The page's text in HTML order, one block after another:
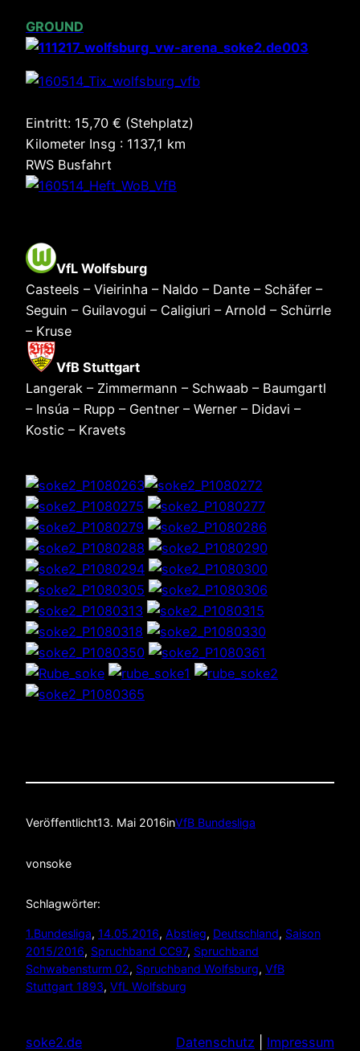
GROUND
Eintritt: 15,70 € (Stehplatz)
Kilometer Insg : 1137,1 km
RWS Busfahrt
VfL Wolfsburg
Casteels – Vieirinha – Naldo – Dante – Schäfer –
Seguin – Guilavogui – Caligiuri – Arnold – Schürrle
– Kruse
VfB Stuttgart
Langerak – Zimmermann – Schwaab – Baumgartl
– Insúa – Rupp – Gentner – Werner – Didavi –
Kostic – Kravets
Veröffentlicht13. Mai 2016inVfB Bundesliga
vonsoke
Schlagwörter:
1.Bundesliga, 14.05.2016, Abstieg, Deutschland, Saison
2015/2016, Spruchband CC97, Spruchband
Schwabensturm 02, Spruchband Wolfsburg, VfB
Stuttgart 1893, VfL Wolfsburg
soke2.de Datenschutz Impressum